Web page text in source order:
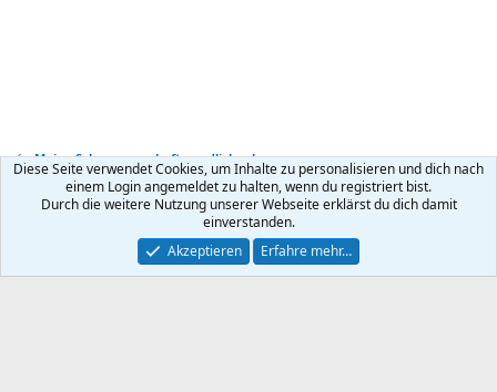
Meine Schwangerschaft - endlich schwanger
Kontakt Nutzungsbedingungen Datenschutz Hilfe
R
Community platform by XenForo ® © 2010-2026 XenForo Ltd.
Diese Seite verwendet Cookies, um Inhalte zu personalisieren und dich nach
einem Login angemeldet zu halten, wenn du registriert bist.
Durch die weitere Nutzung unserer Webseite erklärst du dich damit
einverstanden.
Akzeptieren
Erfahre mehr…